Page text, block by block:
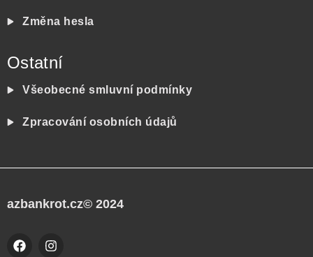
Změna hesla
Ostatní
Všeobecné smluvní podmínky
Zpracování osobních údajů
azbankrot.cz© 2024
F
a
I
n